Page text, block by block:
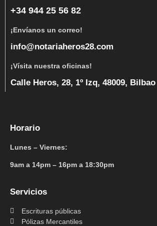
+34 944 25 56 82
¡Envíanos un correo!
info@notariaheros28.com
¡Vísita nuestra oficinas!
Calle Heros, 28, 1º Izq, 48009, Bilbao
Horario
Lunes – Viernes:
9am a 14pm – 16pm a 18:30pm
Servicios
Escrituras públicas
Pólizas Mercantiles